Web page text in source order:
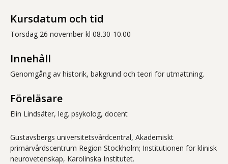
Kursdatum och tid
Torsdag 26 november kl 08.30-10.00
Innehåll
Genomgång av historik, bakgrund och teori för utmattning.
Föreläsare
Elin Lindsäter, leg. psykolog, docent
Gustavsbergs universitetsvårdcentral, Akademiskt
primärvårdscentrum Region Stockholm; Institutionen för klinisk
neurovetenskap, Karolinska Institutet.